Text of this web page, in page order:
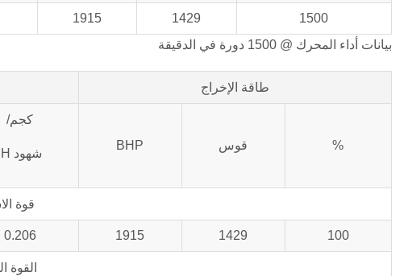
1500
1429
1915
بيانات أداء المحرك @ 1500 دورة في الدقيقة
طاقة الإخراج
% قوس BHP
كجم/
شهود H.
قوة
100
1429
1915
0.206
القوة